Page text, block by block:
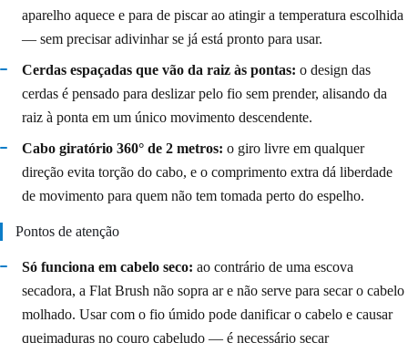
aparelho aquece e para de piscar ao atingir a temperatura escolhida
— sem precisar adivinhar se já está pronto para usar.
Cerdas espaçadas que vão da raiz às pontas: o design das
cerdas é pensado para deslizar pelo fio sem prender, alisando da
raiz à ponta em um único movimento descendente.
Cabo giratório 360° de 2 metros: o giro livre em qualquer
direção evita torção do cabo, e o comprimento extra dá liberdade
de movimento para quem não tem tomada perto do espelho.
Pontos de atenção
Só funciona em cabelo seco: ao contrário de uma escova
secadora, a Flat Brush não sopra ar e não serve para secar o cabelo
molhado. Usar com o fio úmido pode danificar o cabelo e causar
queimaduras no couro cabeludo — é necessário secar